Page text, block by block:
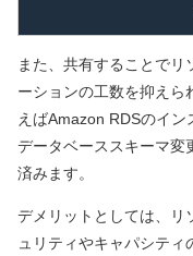
また、共有することでリ
ーションの工数を抑えら
えばAmazon RDSのイン
データベーススキーマ変
済みます。
デメリットとしては、リ
ュリティやキャパシティ